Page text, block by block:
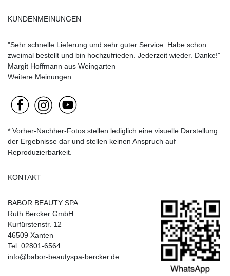
KUNDENMEINUNGEN
"Sehr schnelle Lieferung und sehr guter Service. Habe schon
zweimal bestellt und bin hochzufrieden. Jederzeit wieder. Danke!"
Margit Hoffmann aus Weingarten
Weitere Meinungen...
* Vorher-Nachher-Fotos stellen lediglich eine visuelle Darstellung
der Ergebnisse dar und stellen keinen Anspruch auf
Reproduzierbarkeit.
KONTAKT
BABOR BEAUTY SPA
Ruth Bercker GmbH
Kurfürstenstr. 12
46509 Xanten
Tel. 02801-6564
info@babor-beautyspa-bercker.de